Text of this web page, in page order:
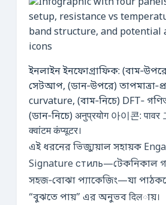
ইনলাইন ইনফোগ্রাফিক:
সেটআপ, (ডান‑উপরে)
curvature, (বাম‑নিচে) DFT‑
(ডান‑নিচে) अनुप्रयोग 아이콘:
क्वांटम कंप्यूटर।
এই ধরনের ভিজ্যুয়াল সহায়ক
Signature стиль—টেকনিকাল
সহজ‑বোঝা প্যাকেজিং—যা
“বুঝতে পায়” এর অনুভব दिलায়।